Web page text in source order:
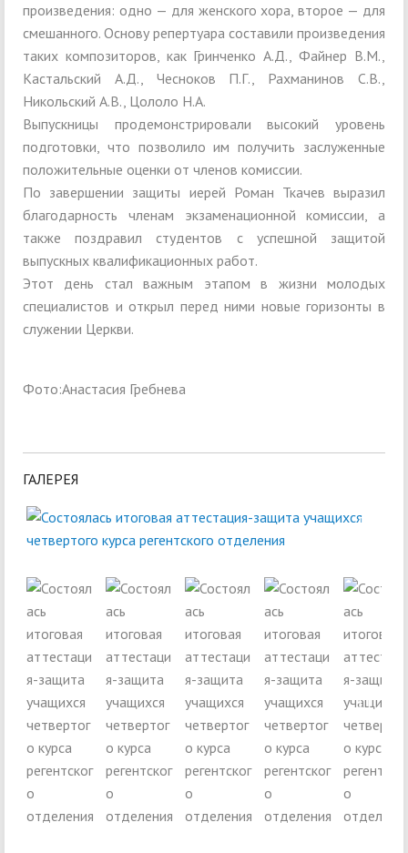
произведения: одно — для женского хора, второе — для
смешанного. Основу репертуара составили произведения
таких композиторов, как Гринченко А.Д., Файнер В.М.,
Кастальский А.Д., Чесноков П.Г., Рахманинов С.В.,
Никольский А.В., Цололо Н.А.
Выпускницы продемонстрировали высокий уровень
подготовки, что позволило им получить заслуженные
положительные оценки от членов комиссии.
По завершении защиты иерей Роман Ткачев выразил
благодарность членам экзаменационной комиссии, а
также поздравил студентов с успешной защитой
выпускных квалификационных работ.
Этот день стал важным этапом в жизни молодых
специалистов и открыл перед ними новые горизонты в
служении Церкви.
Фото:Анастасия Гребнева
ГАЛЕРЕЯ
Next